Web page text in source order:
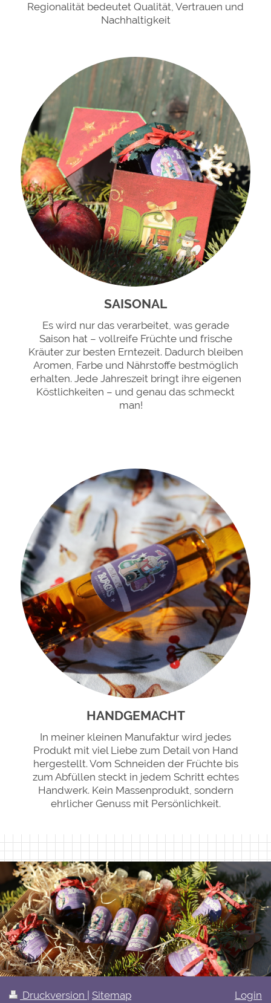
Regionalität bedeutet Qualität, Vertrauen und
Nachhaltigkeit
SAISONAL
Es wird nur das verarbeitet, was gerade
Saison hat – vollreife Früchte und frische
Kräuter zur besten Erntezeit. Dadurch bleiben
Aromen, Farbe und Nährstoffe bestmöglich
erhalten. Jede Jahreszeit bringt ihre eigenen
Köstlichkeiten – und genau das schmeckt
man!
HANDGEMACHT
In meiner kleinen Manufaktur wird jedes
Produkt mit viel Liebe zum Detail von Hand
hergestellt. Vom Schneiden der Früchte bis
zum Abfüllen steckt in jedem Schritt echtes
Handwerk. Kein Massenprodukt, sondern
ehrlicher Genuss mit Persönlichkeit.
Druckversion | Sitemap
Login